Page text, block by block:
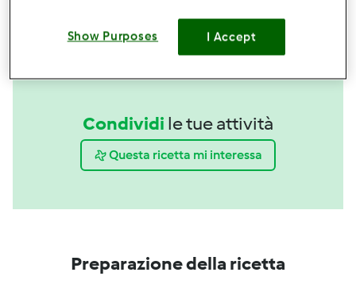
Condividi le tue attività
Questa ricetta mi interessa
Preparazione della ricetta
Show Purposes I Accept